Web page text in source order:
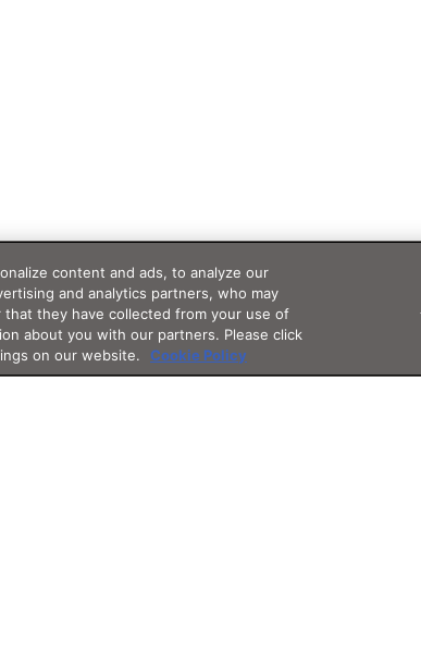
content and ads, to analyze our
and analytics partners, who may
they have collected from your use of
about you with our partners. Please click
on our website.
Cookie Policy